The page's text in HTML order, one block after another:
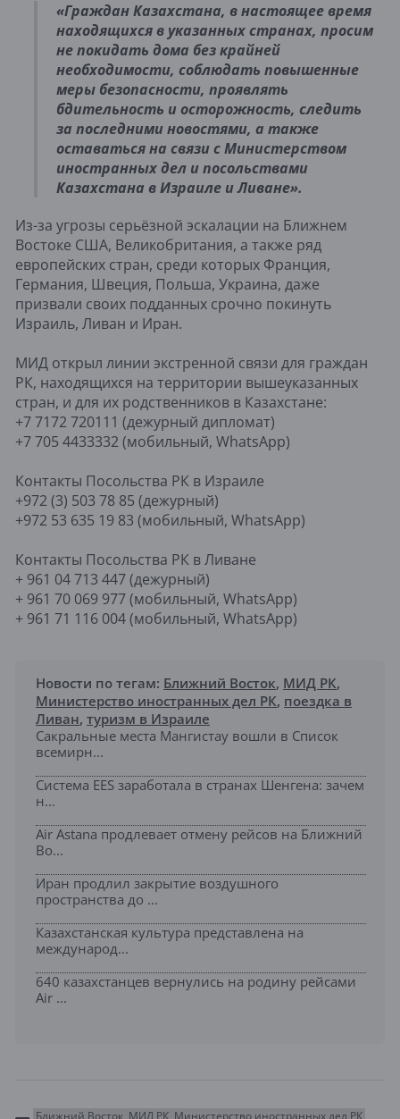
«Граждан Казахстана, в настоящее время
находящихся в указанных странах, просим
не покидать дома без крайней
необходимости, соблюдать повышенные
меры безопасности, проявлять
бдительность и осторожность, следить
за последними новостями, а также
оставаться на связи с Министерством
иностранных дел и посольствами
Казахстана в Израиле и Ливане».
Из-за угрозы серьёзной эскалации на Ближнем
Востоке США, Великобритания, а также ряд
европейских стран, среди которых Франция,
Германия, Швеция, Польша, Украина, даже
призвали своих подданных срочно покинуть
Израиль, Ливан и Иран.
МИД открыл линии экстренной связи для граждан
РК, находящихся на территории вышеуказанных
стран, и для их родственников в Казахстане:
+7 7172 720111 (дежурный дипломат)
+7 705 4433332 (мобильный, WhatsApp)
Контакты Посольства РК в Израиле
+972 (3) 503 78 85 (дежурный)
+972 53 635 19 83 (мобильный, WhatsApp)
Контакты Посольства РК в Ливане
+ 961 04 713 447 (дежурный)
+ 961 70 069 977 (мобильный, WhatsApp)
+ 961 71 116 004 (мобильный, WhatsApp)
Новости по тегам: Ближний Восток, МИД РК,
Министерство иностранных дел РК, поездка в
Ливан, туризм в Израиле
Сакральные места Мангистау вошли в Список
всемирн...
Система EES заработала в странах Шенгена: зачем
н...
Air Astana продлевает отмену рейсов на Ближний
Во...
Иран продлил закрытие воздушного
пространства до ...
Казахстанская культура представлена на
международ...
640 казахстанцев вернулись на родину рейсами
Air ...